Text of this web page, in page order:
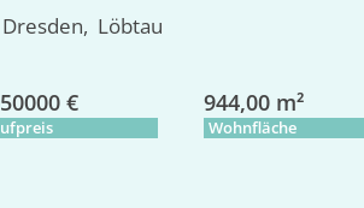
Dresden, Löbtau
€ 944,00 m²
Wohnfläche